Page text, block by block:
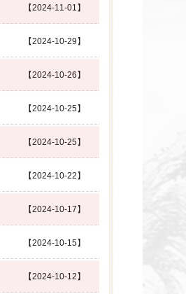
【2024-11-01】
【2024-10-29】
【2024-10-26】
【2024-10-25】
【2024-10-25】
【2024-10-22】
【2024-10-17】
【2024-10-15】
【2024-10-12】